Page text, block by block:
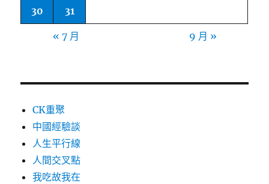
30 31
« 7 月 9 月 »
CK重聚
中國經驗談
人生平行線
人間交叉點
我吃故我在